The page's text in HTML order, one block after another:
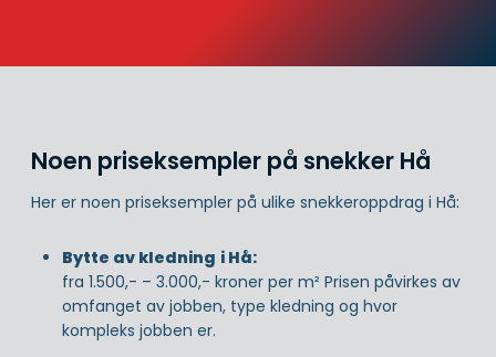
Noen priseksempler på snekker Hå
Her er noen priseksempler på ulike snekkeroppdrag i Hå:
Bytte av kledning i Hå:
fra 1.500,- – 3.000,- kroner per m² Prisen påvirkes av
omfanget av jobben, type kledning og hvor
kompleks jobben er.